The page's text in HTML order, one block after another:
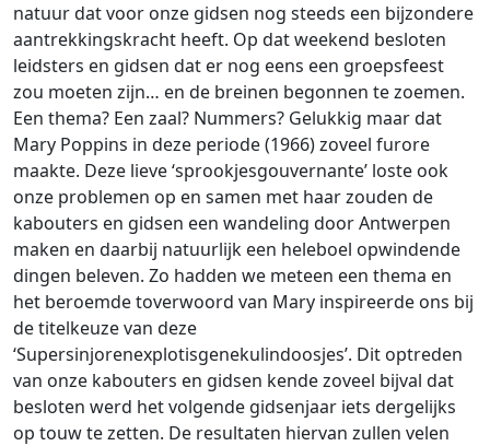
natuur dat voor onze gidsen nog steeds een bijzondere
aantrekkingskracht heeft. Op dat weekend besloten
leidsters en gidsen dat er nog eens een groepsfeest
zou moeten zijn… en de breinen begonnen te zoemen.
Een thema? Een zaal? Nummers? Gelukkig maar dat
Mary Poppins in deze periode (1966) zoveel furore
maakte. Deze lieve ‘sprookjesgouvernante’ loste ook
onze problemen op en samen met haar zouden de
kabouters en gidsen een wandeling door Antwerpen
maken en daarbij natuurlijk een heleboel opwindende
dingen beleven. Zo hadden we meteen een thema en
het beroemde toverwoord van Mary inspireerde ons bij
de titelkeuze van deze
‘Supersinjorenexplotisgenekulindoosjes’. Dit optreden
van onze kabouters en gidsen kende zoveel bijval dat
besloten werd het volgende gidsenjaar iets dergelijks
op touw te zetten. De resultaten hiervan zullen velen